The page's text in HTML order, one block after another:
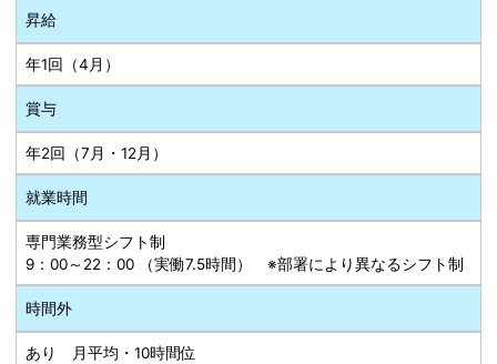
昇給
年1回（4月）
賞与
年2回（7月・12月）
就業時間
専門業務型シフト制
9：00～22：00 （実働7.5時間） ※部署により異なるシフト制
時間外
あり 月平均・10時間位